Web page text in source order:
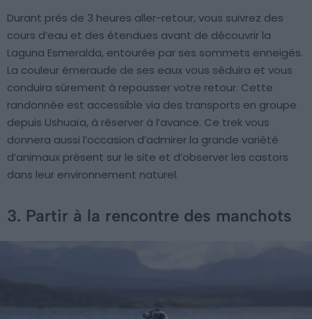
Durant près de 3 heures aller-retour, vous suivrez des
cours d’eau et des étendues avant de découvrir la
Laguna Esmeralda, entourée par ses sommets enneigés.
La couleur émeraude de ses eaux vous séduira et vous
conduira sûrement à repousser votre retour. Cette
randonnée est accessible via des transports en groupe
depuis Ushuaïa, à réserver à l’avance. Ce trek vous
donnera aussi l’occasion d’admirer la grande variété
d’animaux présent sur le site et d’observer les castors
dans leur environnement naturel.
3. Partir à la rencontre des manchots